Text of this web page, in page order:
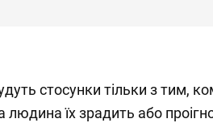
стосунки тільки з тим,
їх зрадить або